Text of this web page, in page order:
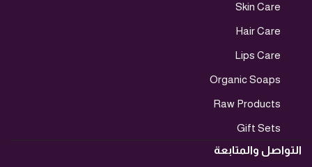
Skin Care
Hair Care
Lips Care
Organic Soaps
Raw Products
Gift Sets
التواصل والمتابعة